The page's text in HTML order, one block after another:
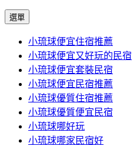
選單
主
要
內
容
小琉球便宜住宿推薦
小琉球便宜又好玩的民宿
小琉球便宜套裝民宿
小琉球便宜民宿推薦
小琉球優質住宿推薦
小琉球優質便宜民宿
小琉球哪好玩
小琉球哪家民宿好